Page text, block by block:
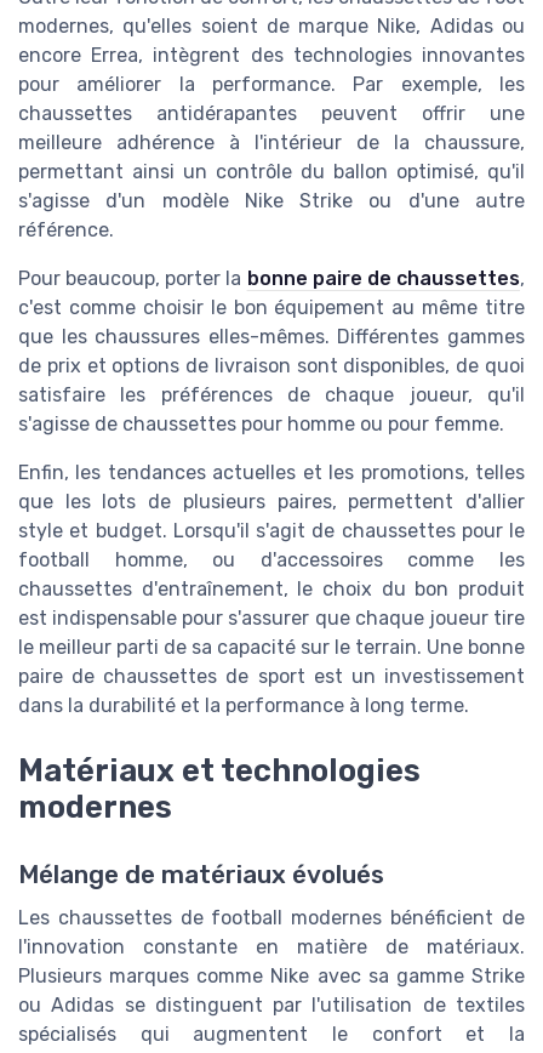
modernes, qu'elles soient de marque Nike, Adidas ou
encore Errea, intègrent des technologies innovantes
pour améliorer la performance. Par exemple, les
chaussettes antidérapantes peuvent offrir une
meilleure adhérence à l'intérieur de la chaussure,
permettant ainsi un contrôle du ballon optimisé, qu'il
s'agisse d'un modèle Nike Strike ou d'une autre
référence.
Pour beaucoup, porter la bonne paire de chaussettes,
c'est comme choisir le bon équipement au même titre
que les chaussures elles-mêmes. Différentes gammes
de prix et options de livraison sont disponibles, de quoi
satisfaire les préférences de chaque joueur, qu'il
s'agisse de chaussettes pour homme ou pour femme.
Enfin, les tendances actuelles et les promotions, telles
que les lots de plusieurs paires, permettent d'allier
style et budget. Lorsqu'il s'agit de chaussettes pour le
football homme, ou d'accessoires comme les
chaussettes d'entraînement, le choix du bon produit
est indispensable pour s'assurer que chaque joueur tire
le meilleur parti de sa capacité sur le terrain. Une bonne
paire de chaussettes de sport est un investissement
dans la durabilité et la performance à long terme.
Matériaux et technologies
modernes
Mélange de matériaux évolués
Les chaussettes de football modernes bénéficient de
l'innovation constante en matière de matériaux.
Plusieurs marques comme Nike avec sa gamme Strike
ou Adidas se distinguent par l'utilisation de textiles
spécialisés qui augmentent le confort et la